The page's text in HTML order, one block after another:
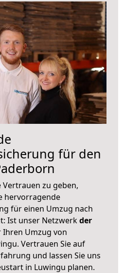
für den
zu geben,
hervorragende
für einen Umzug nach
Ist unser Netzwerkder
Ihren Umzug von
Vertrauen Sie auf
und lassen Sie uns
in Luwingu planen.